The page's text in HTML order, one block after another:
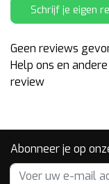
Schrijf je eigen
Geen reviews
Help ons en
review
Abonneer je op